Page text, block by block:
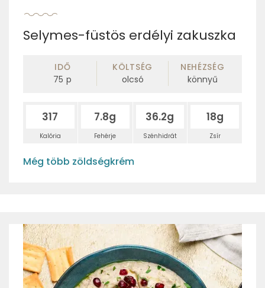
Selymes-füstös erdélyi zakuszka
IDŐ
75 p
KÖLTSÉG
olcsó
NEHÉZSÉG
könnyű
317
Kalória
7.8g
Fehérje
36.2g
Szénhidrát
18g
Zsír
Még több zöldségkrém